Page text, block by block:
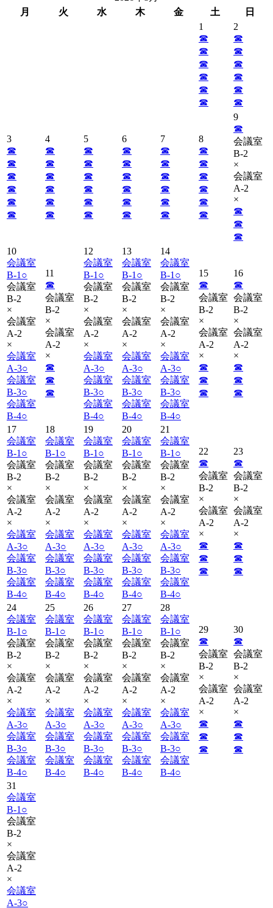
月
火 水 木 金 土
日
1
☎︎
☎︎
☎︎
☎︎
☎︎
☎︎
2
☎︎
☎︎
☎︎
☎︎
☎︎
☎︎
3
☎︎
☎︎
☎︎
☎︎
☎︎
☎︎
4
☎︎
☎︎
☎︎
☎︎
☎︎
☎︎
5
☎︎
☎︎
☎︎
☎︎
☎︎
☎︎
6
☎︎
☎︎
☎︎
☎︎
☎︎
☎︎
7
☎︎
☎︎
☎︎
☎︎
☎︎
☎︎
8
☎︎
☎︎
☎︎
☎︎
☎︎
☎︎
9
☎︎
会議室
B-2
×
会議室
A-2
×
☎︎
☎︎
☎︎
10
会議室
B-1○
会議室
B-2
×
会議室
A-2
×
会議室
A-3○
会議室
B-3○
会議室
B-4○
11
☎︎
会議室
B-2
×
会議室
A-2
×
☎︎
☎︎
☎︎
12
会議室
B-1○
会議室
B-2
×
会議室
A-2
×
会議室
A-3○
会議室
B-3○
会議室
B-4○
13
会議室
B-1○
会議室
B-2
×
会議室
A-2
×
会議室
A-3○
会議室
B-3○
会議室
B-4○
14
会議室
B-1○
会議室
B-2
×
会議室
A-2
×
会議室
A-3○
会議室
B-3○
会議室
B-4○
15
☎︎
会議室
B-2
×
会議室
A-2
×
☎︎
☎︎
☎︎
16
☎︎
会議室
B-2
×
会議室
A-2
×
☎︎
☎︎
☎︎
17
会議室
B-1○
会議室
B-2
×
会議室
A-2
×
会議室
A-3○
会議室
B-3○
会議室
B-4○
18
会議室
B-1○
会議室
B-2
×
会議室
A-2
×
会議室
A-3○
会議室
B-3○
会議室
B-4○
19
会議室
B-1○
会議室
B-2
×
会議室
A-2
×
会議室
A-3○
会議室
B-3○
会議室
B-4○
20
会議室
B-1○
会議室
B-2
×
会議室
A-2
×
会議室
A-3○
会議室
B-3○
会議室
B-4○
21
会議室
B-1○
会議室
B-2
×
会議室
A-2
×
会議室
A-3○
会議室
B-3○
会議室
B-4○
22
☎︎
会議室
B-2
×
会議室
A-2
×
☎︎
☎︎
☎︎
23
☎︎
会議室
B-2
×
会議室
A-2
×
☎︎
☎︎
☎︎
24
会議室
B-1○
会議室
B-2
×
会議室
A-2
×
会議室
A-3○
会議室
B-3○
会議室
B-4○
25
会議室
B-1○
会議室
B-2
×
会議室
A-2
×
会議室
A-3○
会議室
B-3○
会議室
B-4○
26
会議室
B-1○
会議室
B-2
×
会議室
A-2
×
会議室
A-3○
会議室
B-3○
会議室
B-4○
27
会議室
B-1○
会議室
B-2
×
会議室
A-2
×
会議室
A-3○
会議室
B-3○
会議室
B-4○
28
会議室
B-1○
会議室
B-2
×
会議室
A-2
×
会議室
A-3○
会議室
B-3○
会議室
B-4○
29
☎︎
会議室
B-2
×
会議室
A-2
×
☎︎
☎︎
☎︎
30
☎︎
会議室
B-2
×
会議室
A-2
×
☎︎
☎︎
☎︎
31
会議室
B-1○
会議室
B-2
×
会議室
A-2
×
会議室
A-3○